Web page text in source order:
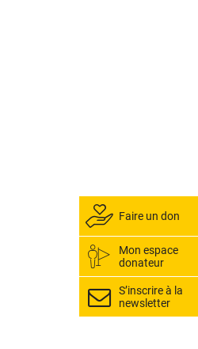
Faire un don
Mon espace
donateur
S’inscrire à la
newsletter